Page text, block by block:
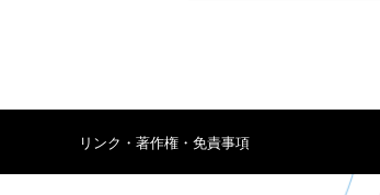
リンク・著作権・免責事項